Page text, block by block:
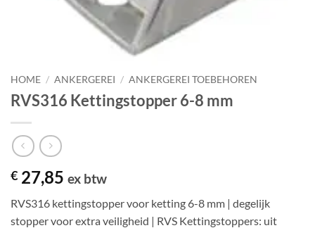
HOME / ANKERGEREI / ANKERGEREI TOEBEHOREN
RVS316 Kettingstopper 6-8 mm
€ 27,85 ex btw
RVS316 kettingstopper voor ketting 6-8 mm | degelijk
stopper voor extra veiligheid | RVS Kettingstoppers: uit